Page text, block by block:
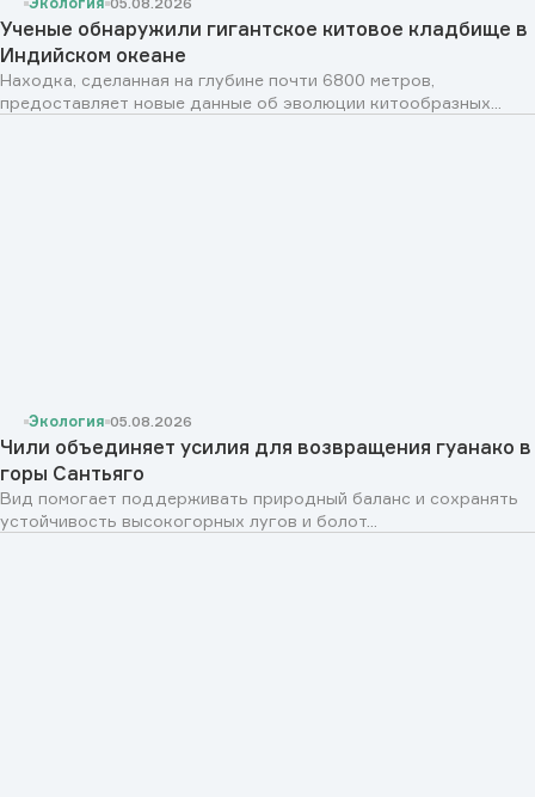
Ученые обнаружили гигантское китовое кладбище в
Индийском океане
Находка, сделанная на глубине почти 6800 метров,
предоставляет новые данные об эволюции китообразных...
Экология 05.08.2026
Чили объединяет усилия для возвращения гуанако в
горы Сантьяго
Вид помогает поддерживать природный баланс и сохранять
устойчивость высокогорных лугов и болот...